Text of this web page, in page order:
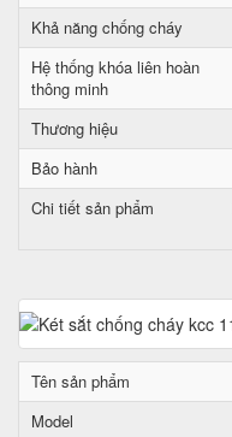
Khả năng chống cháy
Hệ thống khóa liên hoàn
thông minh
Thương hiệu
Bảo hành
Chi tiết sản phẩm
Tên sản phẩm
Model